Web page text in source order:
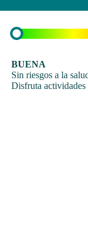
BUENA
Sin riesgos a la
Disfruta actividades